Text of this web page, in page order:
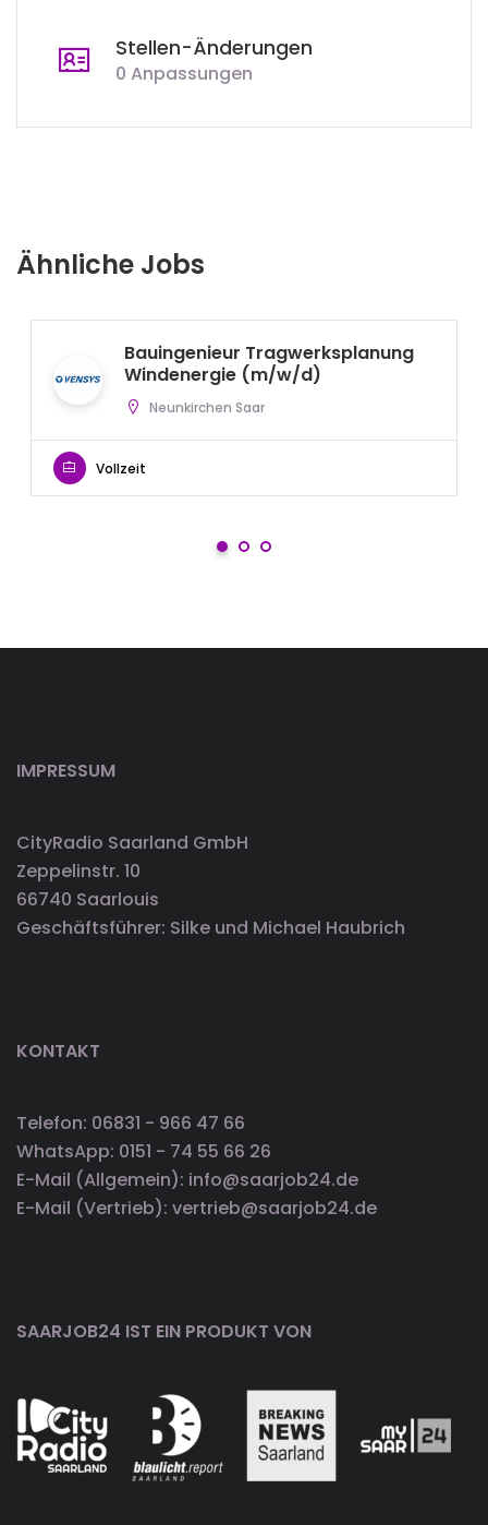
Stellen-Änderungen
0 Anpassungen
Ähnliche Jobs
Bauingenieur Tragwerksplanung
Windenergie (m/w/d)
Neunkirchen Saar
Vollzeit
IMPRESSUM
CityRadio Saarland GmbH
Zeppelinstr. 10
66740 Saarlouis
Geschäftsführer: Silke und Michael Haubrich
KONTAKT
Telefon: 06831 - 966 47 66
WhatsApp: 0151 - 74 55 66 26
E-Mail (Allgemein): info@saarjob24.de
E-Mail (Vertrieb): vertrieb@saarjob24.de
SAARJOB24 IST EIN PRODUKT VON